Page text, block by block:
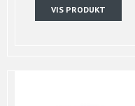
VIS PRODUKT